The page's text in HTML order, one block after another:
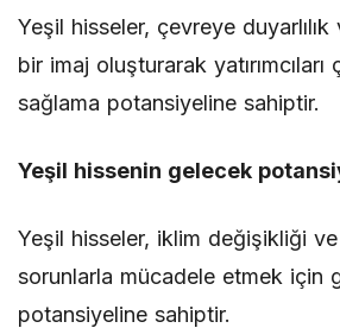
Yeşil hisseler, çevreye
bir imaj oluşturarak
sağlama potansiyeline sahiptir.
Yeşil hissenin gelecek
Yeşil hisseler, iklim değişikliği
sorunlarla mücadele etmek için
potansiyeline sahiptir.